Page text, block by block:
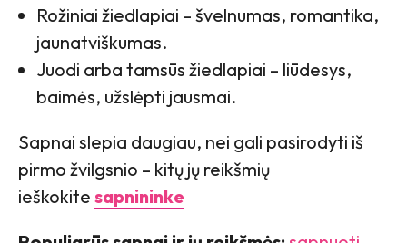
Rožiniai žiedlapiai – švelnumas, romantika,
jaunatviškumas.
Juodi arba tamsūs žiedlapiai – liūdesys,
baimės, užslėpti jausmai.
Sapnai slepia daugiau, nei gali pasirodyti iš
pirmo žvilgsnio – kitų jų reikšmių
ieškokite sapnininke